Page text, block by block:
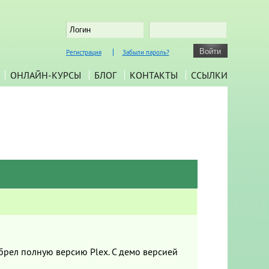
Регистрация Забыли пароль?
ОНЛАЙН-КУРСЫ БЛОГ КОНТАКТЫ ССЫЛКИ
полную версию Plex. С демо версией